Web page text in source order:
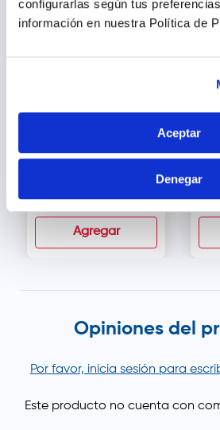
configurarlas según tus
información en nuestra Política de
Aceptar
Denegar
Fresubin 2 Kcal Drink
Agregar
Opiniones del
Por favor, inicia sesión para